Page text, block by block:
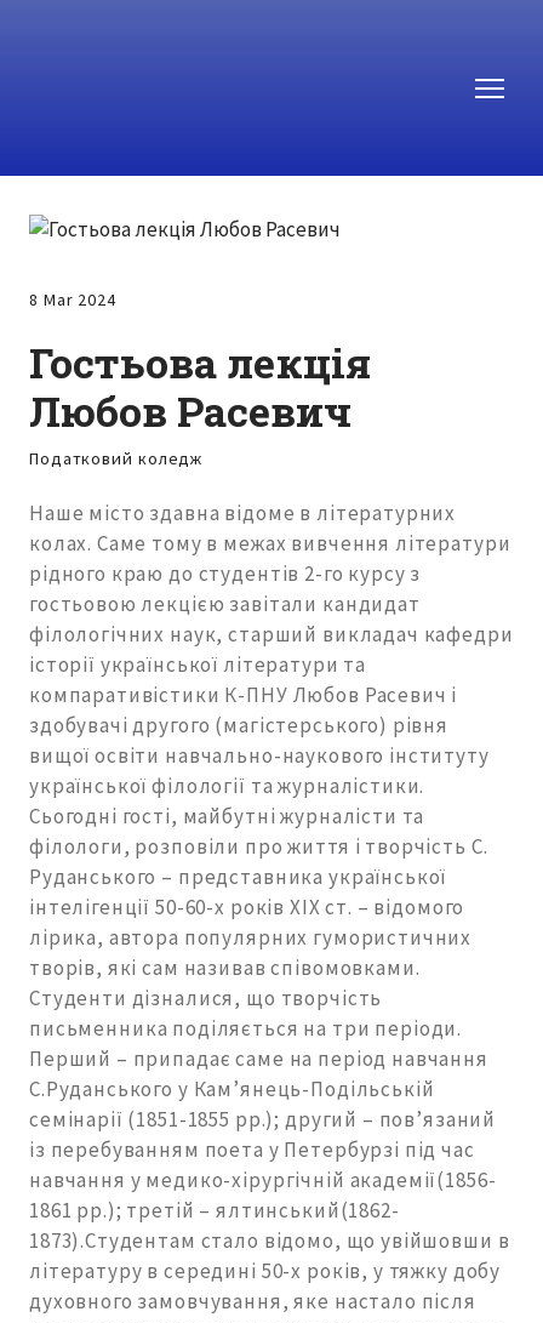
8 Mar 2024
Гостьова лекція
Любов Расевич
Податковий коледж
Наше місто здавна відоме в літературних
колах. Саме тому в межах вивчення літератури
рідного краю до студентів 2-го курсу з
гостьовою лекцією завітали кандидат
філологічних наук, старший викладач кафедри
історії української літератури та
компаративістики К-ПНУ Любов Расевич і
здобувачі другого (магістерського) рівня
вищої освіти навчально-наукового інституту
української філології та журналістики.
Сьогодні гості, майбутні журналісти та
філологи, розповіли про життя і творчість С.
Руданського – представника української
інтелігенції 50-60-х років ХІХ ст. – відомого
лірика, автора популярних гумористичних
творів, які сам називав співомовками.
Студенти дізналися, що творчість
письменника поділяється на три періоди.
Перший – припадає саме на період навчання
С.Руданського у Кам’янець-Подільській
семінарії (1851-1855 рр.); другий – пов’язаний
із перебуванням поета у Петербурзі під час
навчання у медико-хірургічній академії(1856-
1861 рр.); третій – ялтинський(1862-
1873).Студентам стало відомо, що увійшовши в
літературу в середині 50-х років, у тяжку добу
духовного замовчування, яке настало після